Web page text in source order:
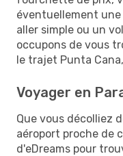
éventuellement une
aller simple ou un
occupons de vous
le trajet Punta
Voyager en
Que vous décolliez
aéroport proche de
d'eDreams pour